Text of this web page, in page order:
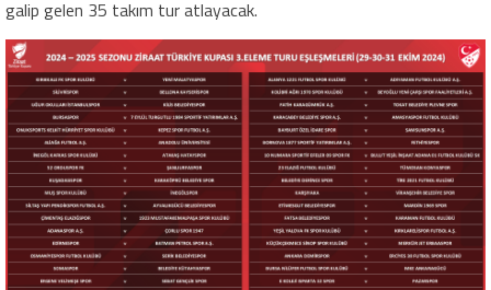
galip gelen 35 takım tur atlayacak.